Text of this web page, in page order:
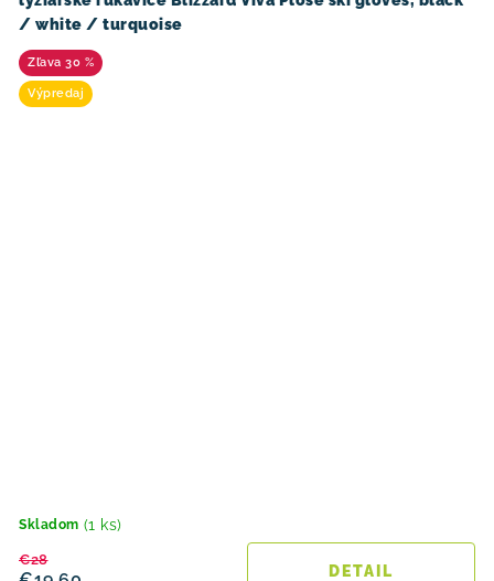
/ white / turquoise
30 %
Výpredaj
Skladom (1 ks)
€28
DETAIL